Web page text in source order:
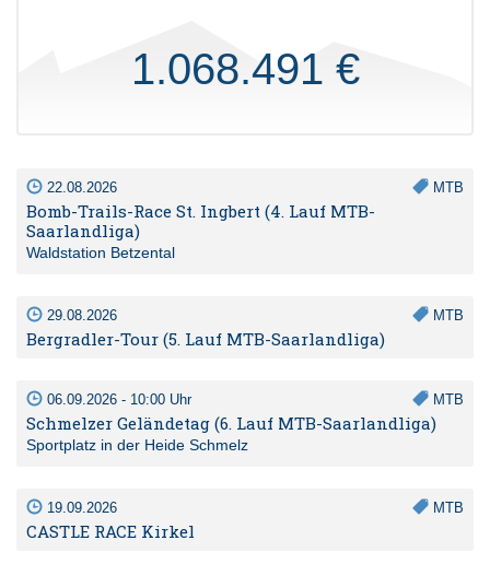
1.068.491 €
22.08.2026 MTB
Bomb-Trails-Race St. Ingbert (4. Lauf MTB-
Saarlandliga)
Waldstation Betzental
29.08.2026 MTB
Bergradler-Tour (5. Lauf MTB-Saarlandliga)
06.09.2026 - 10:00 Uhr MTB
Schmelzer Geländetag (6. Lauf MTB-Saarlandliga)
Sportplatz in der Heide Schmelz
19.09.2026 MTB
CASTLE RACE Kirkel